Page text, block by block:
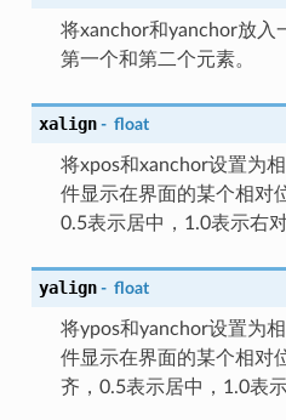
将xanchor和yanchor放入
第一个和第二个元素。
xalign - float
将xpos和xanchor设置为
件显示在界面的某个相对
0.5表示居中，1.0表示右对
yalign - float
将ypos和yanchor设置为
件显示在界面的某个相对
齐，0.5表示居中，1.0表